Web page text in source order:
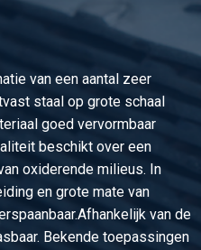
van een aantal zeer
staal op grote schaal
goed vervormbaar
beschikt over een
oxiderende milieus. In
en grote mate van
van de
Bekende toepassingen